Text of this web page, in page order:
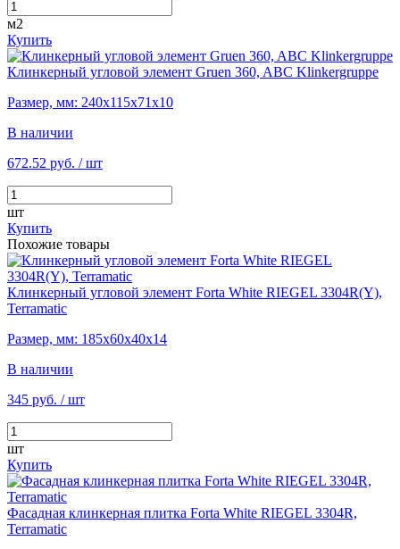
м2
Купить
Клинкерный угловой элемент Gruen 360, ABC Klinkergruppe
Размер, мм: 240х115х71х10
В наличии
672.52 руб. / шт
шт
Купить
Похожие товары
Клинкерный угловой элемент Forta White RIEGEL 3304R(Y),
Terramatic
Размер, мм: 185х60х40х14
В наличии
345 руб. / шт
шт
Купить
Фасадная клинкерная плитка Forta White RIEGEL 3304R,
Terramatic